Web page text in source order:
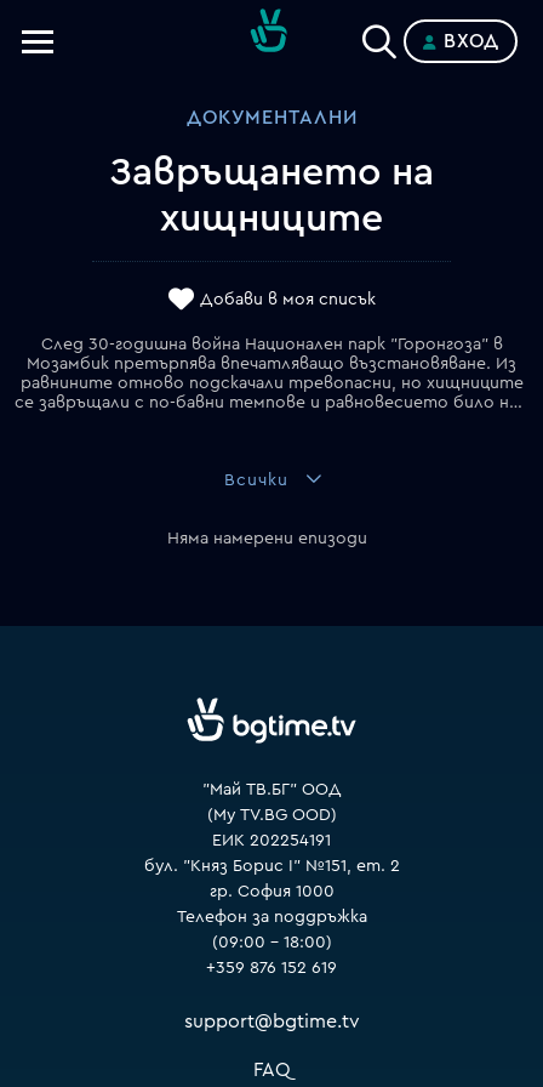
VOYO
ВХОД
ДОКУМЕНТАЛНИ
Завръщането на
хищниците
Добави в моя списък
След 30-годишна война Национален парк "Горонгоза" в
Мозамбик претърпява впечатляващо възстановяване. Из
равнините отново подскачали тревопасни, но хищниците
се завръщали с по-бавни темпове и равновесието било нарушено _ досега.
Всички
Няма намерени епизоди
"Май ТВ.БГ" ООД
(My TV.BG OOD)
ЕИК 202254191
бул. "Княз Борис I" №151, ет. 2
гр. София 1000
Телефон за поддръжка
(09:00 – 18:00)
+359 876 152 619
support@bgtime.tv
FAQ